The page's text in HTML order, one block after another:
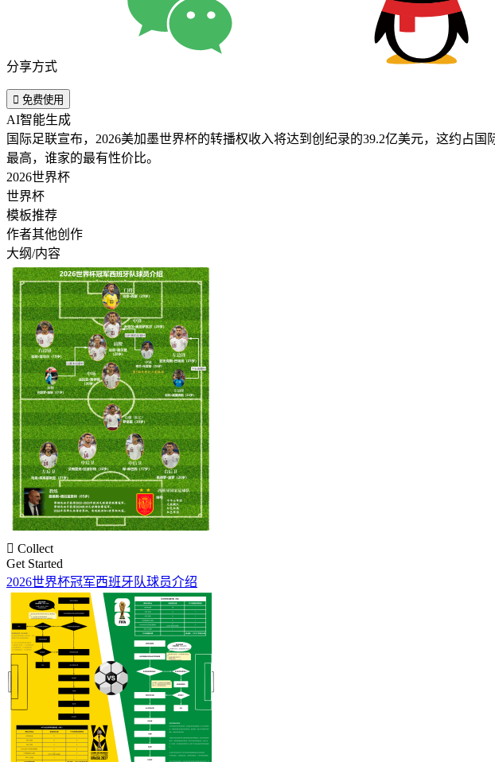
分享方式
 免费使用
AI智能生成
国际足联宣布，2026美加墨世界杯的转播权收入将达到创纪录的39.2亿美元，这约占
最高，谁家的最有性价比。 ​​​
2026世界杯
世界杯
模板推荐
作者其他创作
大纲/内容
 Collect
Get Started
2026世界杯冠军西班牙队球员介绍